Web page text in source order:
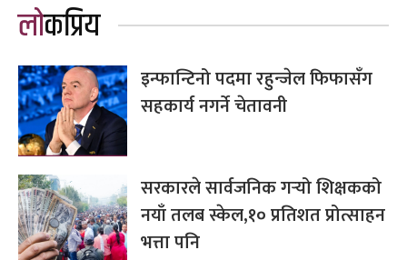
लोकप्रिय
इन्फान्टिनो पदमा रहुन्जेल फिफासँग
सहकार्य नगर्ने चेतावनी
सरकारले सार्वजनिक गर्‍यो शिक्षकको
नयाँ तलब स्केल,१० प्रतिशत प्रोत्साहन
भत्ता पनि